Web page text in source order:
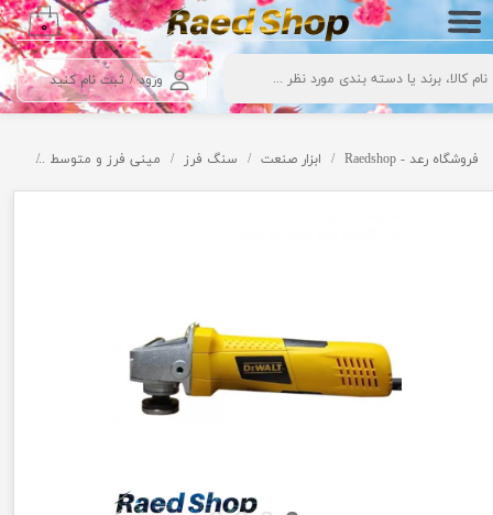
ورود / ثبت نام کنید
حساب کاربری من
تغییر گذر واژه
سفارشات
خروج از حساب کاربری
۰
فروشگاه رعد - Raedshop ابزار صنعت سنگ فرز مینی فرز و متوسط